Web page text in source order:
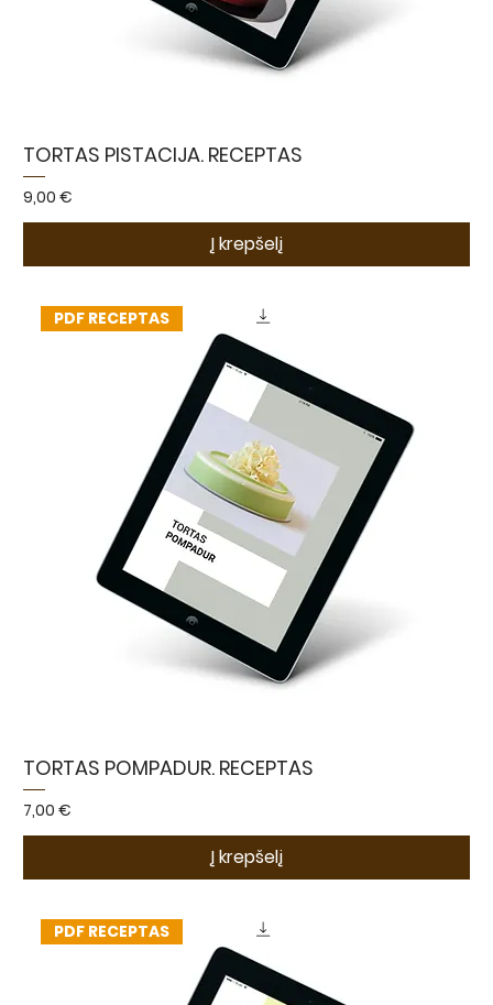
TORTAS PISTACIJA. RECEPTAS
Kaina
9,00 €
Į krepšelį
PDF RECEPTAS
TORTAS POMPADUR. RECEPTAS
Kaina
7,00 €
Į krepšelį
PDF RECEPTAS